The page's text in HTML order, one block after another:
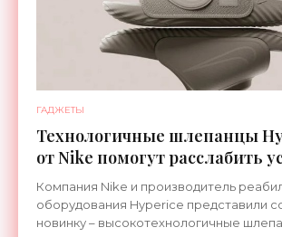
ГАДЖЕТЫ
Технологичные шлепанцы
от Nike помогут расслабить
ноги после тренировки -
Компания Nike и производитель
оборудования Hyperice представили
новинку – высокотехнологичные